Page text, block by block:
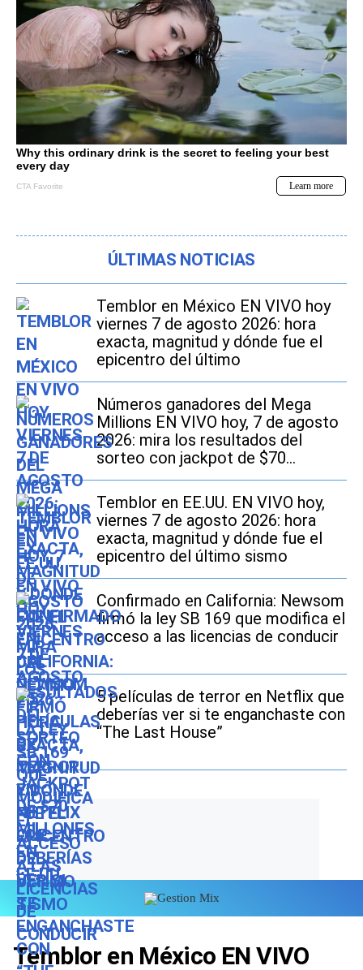
ÚLTIMAS NOTICIAS
Temblor en México EN VIVO hoy
viernes 7 de agosto 2026: hora
exacta, magnitud y dónde fue el
epicentro del último
Números ganadores del Mega
Millions EN VIVO hoy, 7 de agosto
2026: mira los resultados del
sorteo con jackpot de $70
millones en EE.UU.
Temblor en EE.UU. EN VIVO hoy,
viernes 7 de agosto 2026: hora
exacta, magnitud y dónde fue el
epicentro del último sismo
Confirmado en California: Newsom
firmó la ley SB 169 que modifica el
acceso a las licencias de conducir
5 películas de terror en Netflix que
deberías ver si te enganchaste con
“The Last House”